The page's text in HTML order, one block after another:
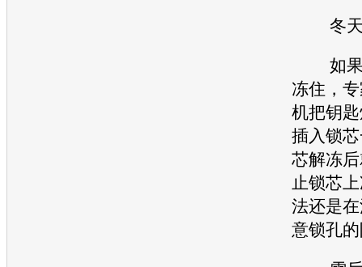
冬天
如果
冻住，
机把钥
插入锁
芯解冻
止锁芯
法还是
意锁孔